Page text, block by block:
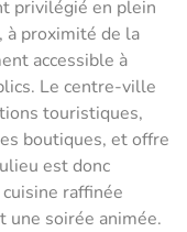
privilégié en plein
à proximité de la
accessible à
Le centre-ville
touristiques,
boutiques, et offre
est donc
raffinée
une soirée animée.